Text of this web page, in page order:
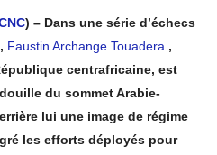
) – Dans une série d’échecs
Faustin Archange Touadera ,
centrafricaine, est
du sommet Arabie-
lui une image de régime
les efforts déployés pour